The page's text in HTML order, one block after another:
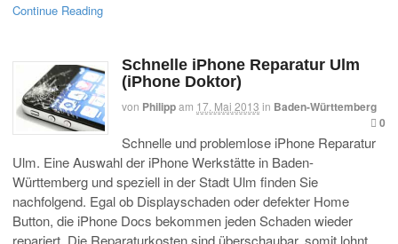
Continue Reading
Schnelle iPhone Reparatur Ulm
(iPhone Doktor)
von Philippam 17. Mai 2013 in Baden-Württemberg
0
Schnelle und problemlose iPhone Reparatur
Ulm. Eine Auswahl der iPhone Werkstätte in Baden-
Württemberg und speziell in der Stadt Ulm finden Sie
nachfolgend. Egal ob Displayschaden oder defekter Home
Button, die iPhone Docs bekommen jeden Schaden wieder
repariert. Die Reparaturkosten sind überschaubar, somit lohnt